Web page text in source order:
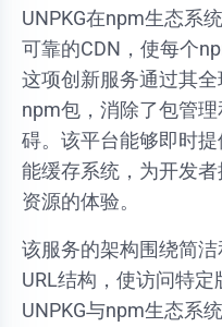
UNPKG在npm生态系
可靠的CDN，使每个
这项创新服务通过其
npm包，消除了包管
碍。该平台能够即时
能缓存系统，为开发
资源的体验。
该服务的架构围绕简
URL结构，使访问特定
UNPKG与npm生态系